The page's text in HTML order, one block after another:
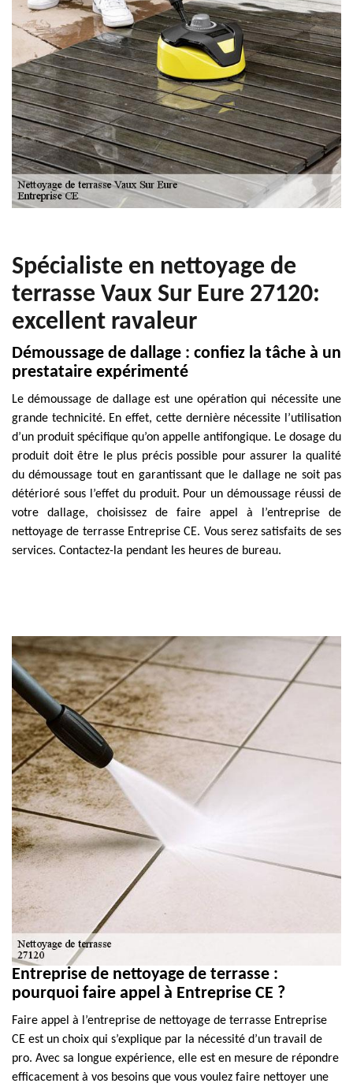
Spécialiste en nettoyage de
terrasse Vaux Sur Eure 27120:
excellent ravaleur
Démoussage de dallage : confiez la tâche à un
prestataire expérimenté
Le démoussage de dallage est une opération qui nécessite une
grande technicité. En effet, cette dernière nécessite l’utilisation
d’un produit spécifique qu’on appelle antifongique. Le dosage du
produit doit être le plus précis possible pour assurer la qualité
du démoussage tout en garantissant que le dallage ne soit pas
détérioré sous l’effet du produit. Pour un démoussage réussi de
votre dallage, choisissez de faire appel à l’entreprise de
nettoyage de terrasse Entreprise CE. Vous serez satisfaits de ses
services. Contactez-la pendant les heures de bureau.
Entreprise de nettoyage de terrasse :
pourquoi faire appel à Entreprise CE ?
Faire appel à l’entreprise de nettoyage de terrasse Entreprise
CE est un choix qui s’explique par la nécessité d’un travail de
pro. Avec sa longue expérience, elle est en mesure de répondre
efficacement à vos besoins que vous voulez faire nettoyer une